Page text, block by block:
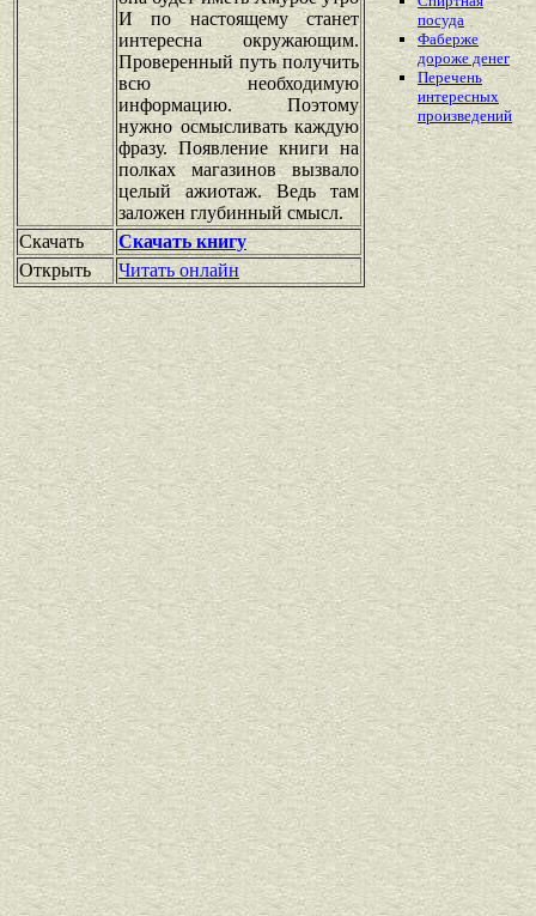
И по настоящему станет
интересна окружающим.
Проверенный путь получить
всю необходимую
информацию. Поэтому
нужно осмысливать каждую
фразу. Появление книги на
полках магазинов вызвало
целый ажиотаж. Ведь там
заложен глубинный смысл.
Скачать
Скачать книгу
Открыть
Читать онлайн
посуда
Фаберже
дороже денег
Перечень
интересных
произведений